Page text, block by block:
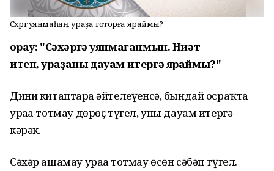
Сәхәргә уянмаһаң, ураҙа тоторға яраймы?
Һорау: "Сәхәргә уянмағанмын. Ниәт
итеп, ураҙаны дауам итергә яраймы?"
Дини китаптарҙа әйтелеүенсә, бындай осраҡта
ураҙа тотмау дөрөҫ түгел, уны дауам итергә
кәрәк.
Сәхәр ашамау ураҙа тотмау өсөн сәбәп түгел.